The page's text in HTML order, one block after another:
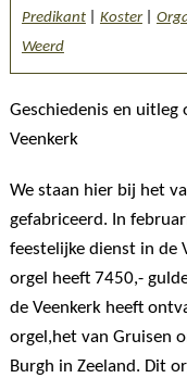
Predikant
Koster
Weerd
Geschiedenis en
Veenkerk
We staan hier bij het
gefabriceerd. In
feestelijke dienst in de
orgel heeft 7450,-
de Veenkerk heeft
orgel,het van Gruisen
Burgh in Zeeland. Dit